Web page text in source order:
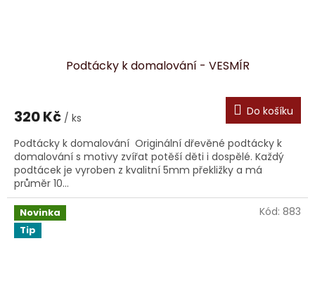
Podtácky k domalování - VESMÍR
320 Kč / ks Do košíku
Podtácky k domalování Originální dřevěné podtácky k
domalování s motivy zvířat potěší děti i dospělé. Každý
podtácek je vyroben z kvalitní 5mm překližky a má
průměr 10...
Novinka
Tip
Kód: 883